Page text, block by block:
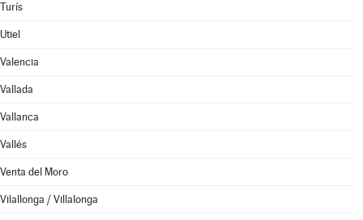
Turís
Utiel
Valencia
Vallada
Vallanca
Vallés
Venta del Moro
Vilallonga / Villalonga